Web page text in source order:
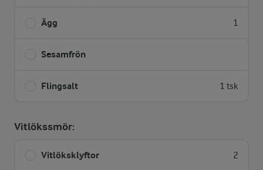
Ägg 1
Sesamfrön
Flingsalt 1 tsk
Vitlökssmör:
Vitlöksklyftor 2